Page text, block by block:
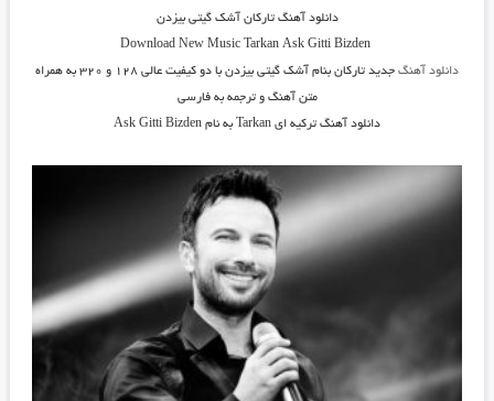
دانلود آهنگتارکان آشک گیتی بیزدن
دانلود آهنگجدید تارکان بنام آشک گیتی بیزدن
با دو کیفیت عالی ۱۲۸ و ۳۲۰ به همراه
متن آهنگ و ترجمه به فارسی
دانلود آهنگ ترکیه ای Tarkan به نام Ask Gitti Bizden